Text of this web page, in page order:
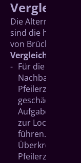
Vergleich
Die Alternativen
sind die
von Brücken, Teil-
Vergleich mit
Für die
Nachbarzähne
Pfeilerzähne.
geschädigt
Aufgabe
zur Lockerung
führen.
Überkronung
Pfeilerzähne